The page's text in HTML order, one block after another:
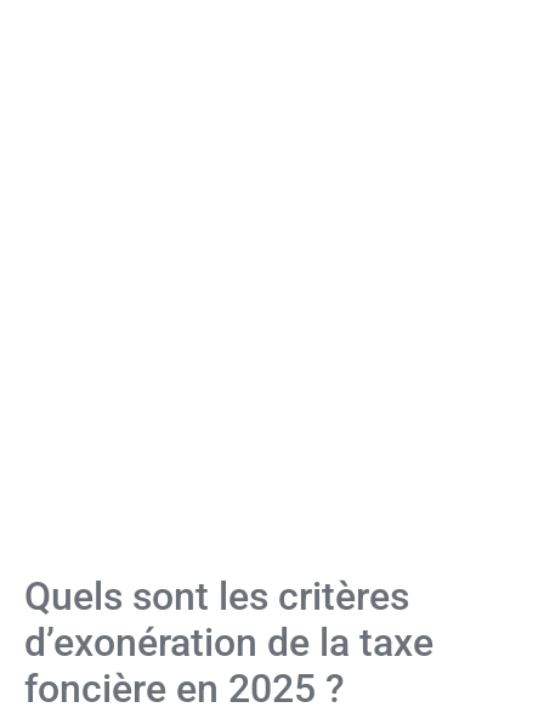
Quels sont les critères
d’exonération de la taxe
foncière en 2025 ?